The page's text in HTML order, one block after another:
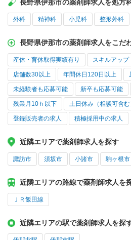
長野県伊那市の薬剤師求人を処方
外科 精神科 小児科 整形外科
長野県伊那市の薬剤師求人をこだ
産休・育休取得実績有り スキルアップ
店舗数30以上 年間休日120日以上
未経験者も応募可能 新卒も応募可能
残業月10ｈ以下 土日休み（相談可含む
登録販売者の求人 積極採用中の求人
近隣エリアで薬剤師求人を探す
諏訪市 須坂市 小諸市 駒ヶ根市
近隣エリアの路線で薬剤師求人を
ＪＲ飯田線
近隣エリアの駅で薬剤師求人を探